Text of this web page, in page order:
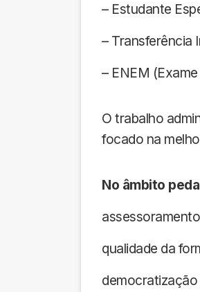
– Estudante
– Transferência
– ENEM
O trabalho
focado na
No âmbito
qualidade da